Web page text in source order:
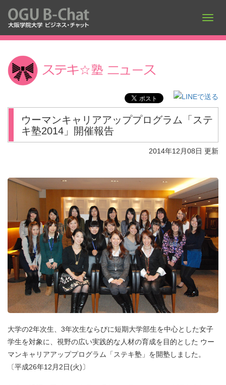
ウーマンキャリアアッププログラム「ステ
キ塾2014」開催報告
2014年12月08日 更新
大学の2年次生、3年次生ならびに短期大学部生を中心とした女子
学生を対象に、視野の広い実践的な人材の育成を目的とした ウー
マンキャリアアッププログラム「ステキ塾」を開塾しました。
〔平成26年12月2日(火)〕